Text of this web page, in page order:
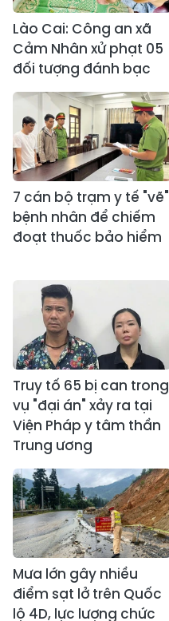
Lào Cai: Công an xã
Cảm Nhân xử phạt 05
đối tượng đánh bạc
7 cán bộ trạm y tế "vẽ"
bệnh nhân để chiếm
đoạt thuốc bảo hiểm
Truy tố 65 bị can trong
vụ "đại án" xảy ra tại
Viện Pháp y tâm thần
Trung ương
Mưa lớn gây nhiều
điểm sạt lở trên Quốc
lộ 4D, lực lượng chức